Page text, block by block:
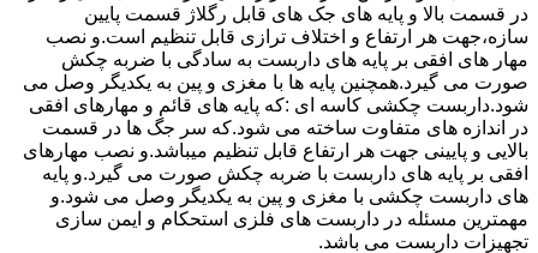
در قسمت بالا و پایه های جک های قابل رگلاژ قسمت پایین
سازه،جهت هر ارتفاع و اختلاف ترازی قابل تنظیم است.و نصب
مهار های افقی بر پایه های داربست به سادگی با ضربه چکش
صورت می گیرد.همچنین پایه ها با مغزی و پین به یکدیگر وصل می
شود.داربست چکشی کاسه ای :که پایه های قائم و مهارهای افقی
در اندازه های متفاوت ساخته می شود.که سر جگ ها در قسمت
بالایی و پایینی جهت هر ارتفاع قابل تنظیم میباشد.و نصب مهارهای
افقی بر پایه های داربست با ضربه چکش صورت می گیرد.و پایه
های داربست چکشی با مغزی و پین به یکدیگر وصل می شود.و
مهمترین مسئله در داربست های فلزی استحکام و ایمن سازی
تجهیزات داربست می باشد.